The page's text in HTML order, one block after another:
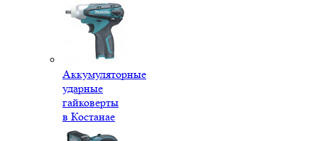
Аккумуляторные
ударные
гайковерты
в Костанае